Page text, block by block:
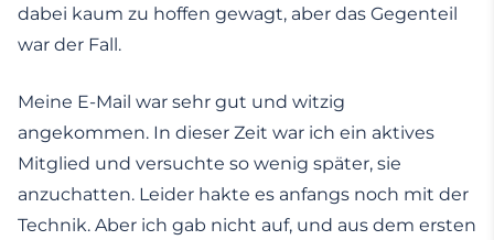
dabei kaum zu hoffen gewagt, aber das Gegenteil
war der Fall.
Meine E-Mail war sehr gut und witzig
angekommen. In dieser Zeit war ich ein aktives
Mitglied und versuchte so wenig später, sie
anzuchatten. Leider hakte es anfangs noch mit der
Technik. Aber ich gab nicht auf, und aus dem ersten